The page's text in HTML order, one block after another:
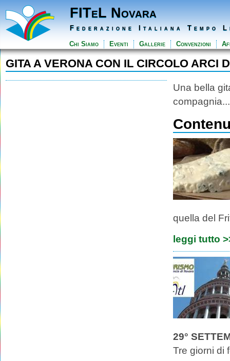
FITeL Novara
Federazione Italiana Tempo
Chi Siamo Eventi Gallerie Convenzioni
GITA A VERONA CON IL CIRCOLO ARCI
Una bella
quella del
leggi tutto
29°
Tre giorni di